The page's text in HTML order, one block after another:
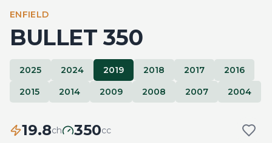
COMPARER
ENFIELD
BULLET 350
2025 2024 2019 2018 2017
2016
2015
2014 2009 2008 2007 2004
19.8ch 350cc